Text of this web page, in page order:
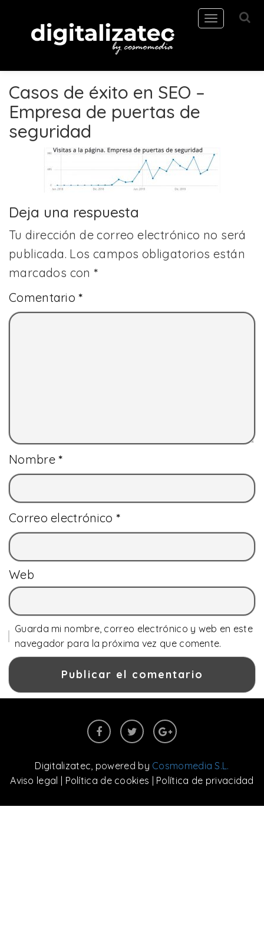
Toggle
navigation
Casos de éxito en SEO –
Empresa de puertas de
seguridad
Deja una respuesta
Tu dirección de correo electrónico no será
publicada. Los campos obligatorios están
marcados con*
Comentario*
Nombre*
Correo electrónico *
Web
Guarda mi nombre, correo electrónico y web en este
navegador para la próxima vez que comente.
Digitalizatec , powered by Cosmomedia S.L.
Aviso legal | Política de cookies | Política de privacidad